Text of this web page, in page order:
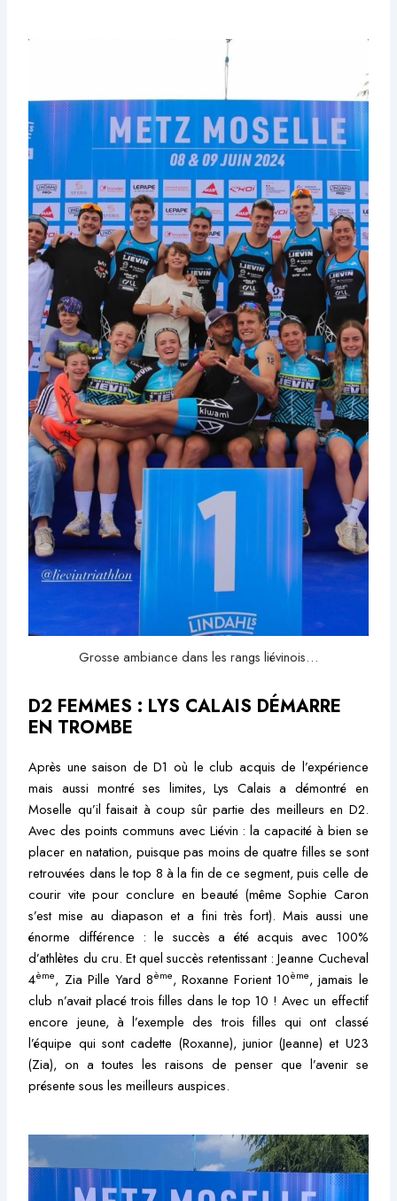
Grosse ambiance dans les rangs liévinois…
D2 FEMMES : LYS CALAIS DÉMARRE
EN TROMBE
Après une saison de D1 où le club acquis de l’expérience
mais aussi montré ses limites, Lys Calais a démontré en
Moselle qu’il faisait à coup sûr partie des meilleurs en D2.
Avec des points communs avec Liévin : la capacité à bien se
placer en natation, puisque pas moins de quatre filles se sont
retrouvées dans le top 8 à la fin de ce segment, puis celle de
courir vite pour conclure en beauté (même Sophie Caron
s’est mise au diapason et a fini très fort). Mais aussi une
énorme différence : le succès a été acquis avec 100%
d’athlètes du cru. Et quel succès retentissant : Jeanne Cucheval
4ème, Zia Pille Yard 8ème, Roxanne Forient 10ème, jamais le
club n’avait placé trois filles dans le top 10 ! Avec un effectif
encore jeune, à l’exemple des trois filles qui ont classé
l’équipe qui sont cadette (Roxanne), junior (Jeanne) et U23
(Zia), on a toutes les raisons de penser que l’avenir se
présente sous les meilleurs auspices.